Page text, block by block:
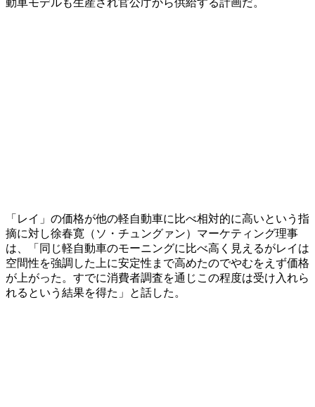
「レイ」の価格が他の軽自動車に比べ相対的に高いという指
摘に対し徐春寛（ソ・チュングァン）マーケティング理事
は、「同じ軽自動車のモーニングに比べ高く見えるがレイは
空間性を強調した上に安定性まで高めたのでやむをえず価格
が上がった。すでに消費者調査を通じこの程度は受け入れら
れるという結果を得た」と話した。